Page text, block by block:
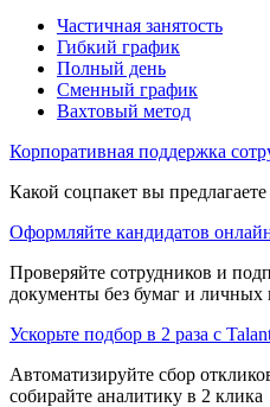
Частичная занятость
Гибкий график
Полный день
Сменный график
Вахтовый метод
Корпоративная поддержка
Какой соцпакет вы
Оформляйте кандидатов
Проверяйте сотрудников и
документы без бумаг и личных
Ускорьте подбор в 2 раза с
Автоматизируйте сбор
собирайте аналитику в 2 клика